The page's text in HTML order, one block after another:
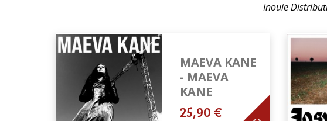
Inouie
MAEVA KANE
- MAEVA
KANE
25,90 €